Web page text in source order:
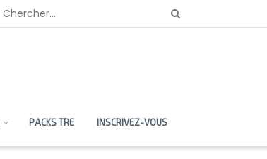
PACKS TRE INSCRIVEZ-VOUS